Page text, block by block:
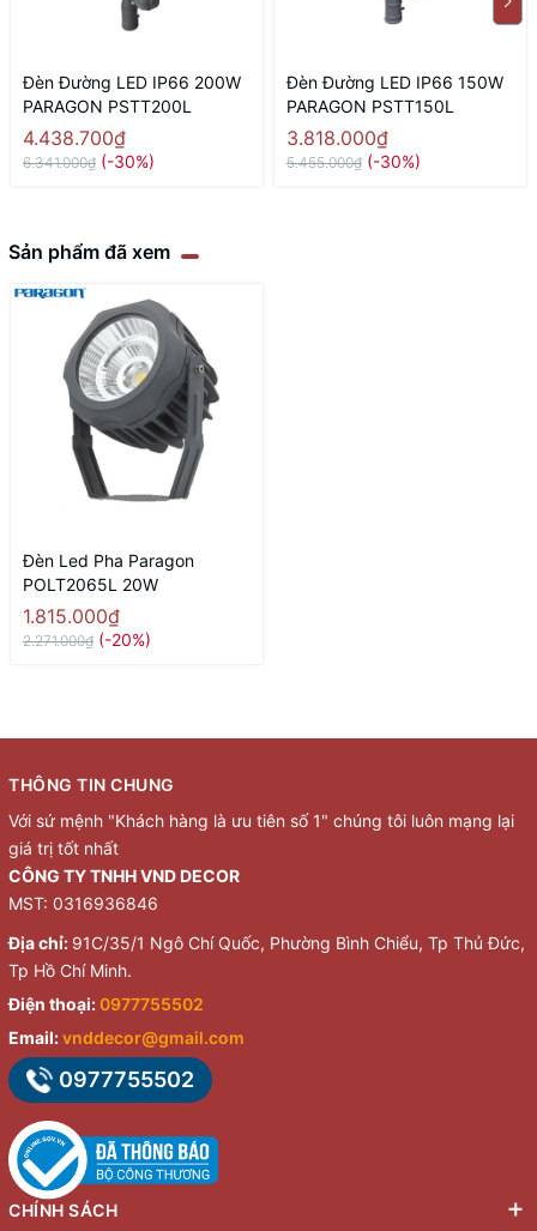
Đèn Đường LED IP66 200W
PARAGON PSTT200L
4.438.700₫
6.341.000₫ (-30%)
Đèn Đường LED IP66 150W
PARAGON PSTT150L
3.818.000₫
5.455.000₫ (-30%)
Sản phẩm đã xem
Đèn Led Pha Paragon
POLT2065L 20W
1.815.000₫
2.271.000₫ (-20%)
THÔNG TIN CHUNG
Với sứ mệnh "Khách hàng là ưu tiên số 1" chúng tôi luôn mạng lại
giá trị tốt nhất
CÔNG TY TNHH VND DECOR
MST: 0316936846
Địa chỉ: 91C/35/1 Ngô Chí Quốc, Phường Bình Chiểu, Tp Thủ Đức,
Tp Hồ Chí Minh.
Điện thoại: 0977755502
Email:vnddecor@gmail.com
0977755502
CHÍNH SÁCH